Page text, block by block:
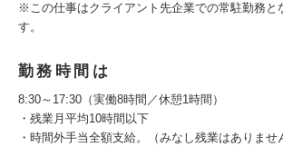
※この仕事はクライアント先企業での常駐勤務と
す。
勤務時間は
8:30～17:30（実働8時間／休憩1時間）
・残業⽉平均10時間以下
・時間外⼿当全額⽀給。（みなし残業はありませ